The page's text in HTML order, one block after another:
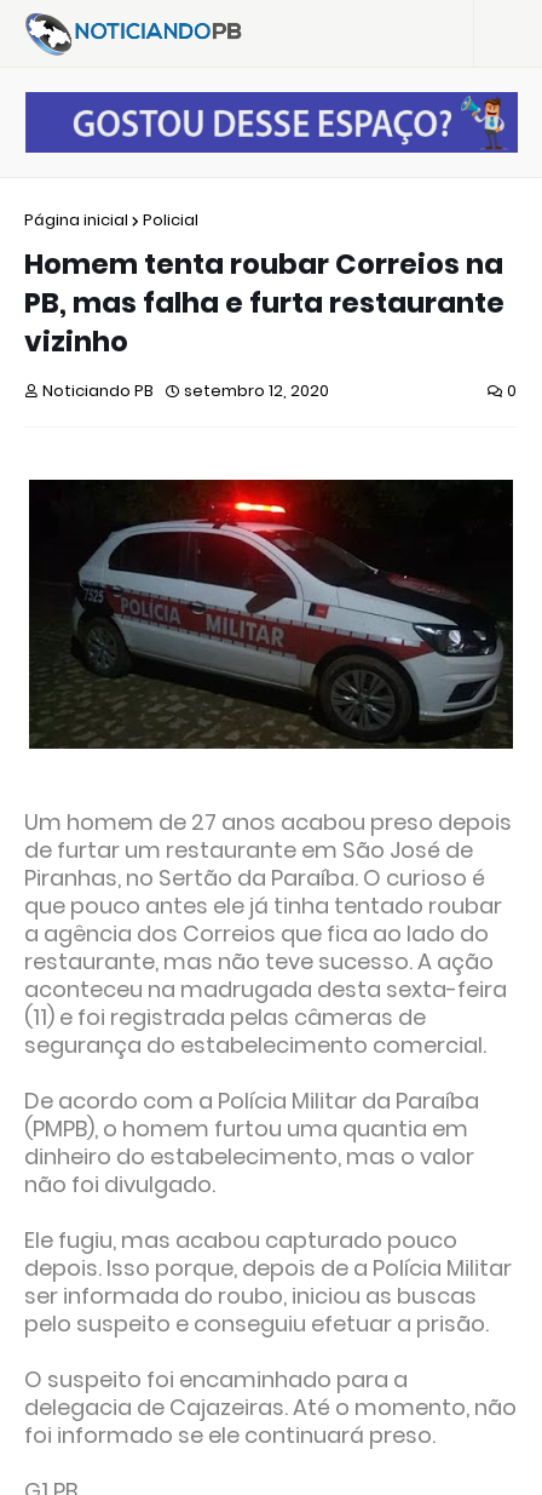
Página inicial Policial
Homem tenta roubar Correios na
PB, mas falha e furta restaurante
vizinho
Noticiando PB setembro 12, 2020 0
Um homem de 27 anos acabou preso depois
de furtar um restaurante em São José de
Piranhas, no Sertão da Paraíba. O curioso é
que pouco antes ele já tinha tentado roubar
a agência dos Correios que fica ao lado do
restaurante, mas não teve sucesso. A ação
aconteceu na madrugada desta sexta-feira
(11) e foi registrada pelas câmeras de
segurança do estabelecimento comercial.
De acordo com a Polícia Militar da Paraíba
(PMPB), o homem furtou uma quantia em
dinheiro do estabelecimento, mas o valor
não foi divulgado.
Ele fugiu, mas acabou capturado pouco
depois. Isso porque, depois de a Polícia Militar
ser informada do roubo, iniciou as buscas
pelo suspeito e conseguiu efetuar a prisão.
O suspeito foi encaminhado para a
delegacia de Cajazeiras. Até o momento, não
foi informado se ele continuará preso.